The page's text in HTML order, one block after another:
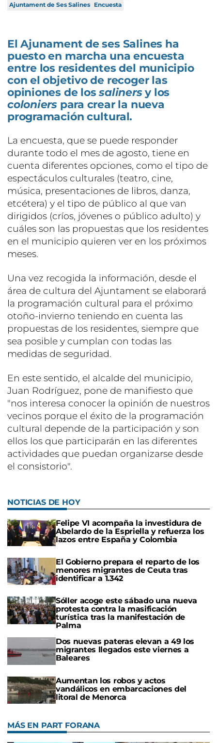
Ajuntament de Ses Salines Encuesta
El Ajunament de ses Salines ha
puesto en marcha una encuesta
entre los residentes del municipio
con el objetivo de recoger las
opiniones de lossalinersy los
coloniers para crear la nueva
programación cultural.
La encuesta, que se puede responder
durante todo el mes de agosto, tiene en
cuenta diferentes opciones, como el tipo de
espectáculos culturales (teatro, cine,
música, presentaciones de libros, danza,
etcétera) y el tipo de público al que van
dirigidos (críos, jóvenes o público adulto) y
cuáles son las propuestas que los residentes
en el municipio quieren ver en los próximos
meses.
Una vez recogida la información, desde el
área de cultura del Ajuntament se elaborará
la programación cultural para el próximo
otoño-invierno teniendo en cuenta las
propuestas de los residentes, siempre que
sea posible y cumplan con todas las
medidas de seguridad.
En este sentido, el alcalde del municipio,
Juan Rodríguez, pone de manifiesto que
"nos interesa conocer la opinión de nuestros
vecinos porque el éxito de la programación
cultural depende de la participación y son
ellos los que participarán en las diferentes
actividades que puedan organizarse desde
el consistorio".
NOTICIAS DE HOY
Felipe VI acompaña la investidura de
Abelardo de la Espriella y refuerza los
lazos entre España y Colombia
El Gobierno prepara el reparto de los
menores migrantes de Ceuta tras
identificar a 1.342
Sóller acoge este sábado una nueva
protesta contra la masificación
turística tras la manifestación de
Palma
Dos nuevas pateras elevan a 49 los
migrantes llegados este viernes a
Baleares
Aumentan los robos y actos
vandálicos en embarcaciones del
litoral de Menorca
MÁS EN PART FORANA